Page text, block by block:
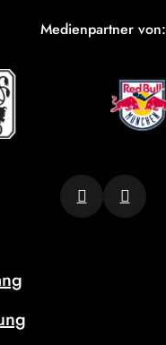
Medienpartner von: